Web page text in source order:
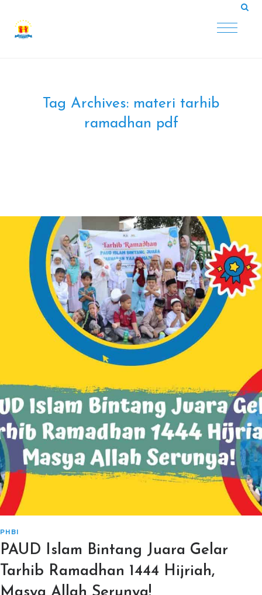
Tag Archives: materi tarhib
ramadhan pdf
PHBI
PAUD Islam Bintang Juara Gelar
Tarhib Ramadhan 1444 Hijriah,